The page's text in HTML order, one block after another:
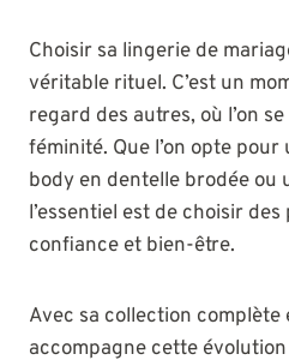
Choisir sa lingerie de
véritable rituel. C’est un
regard des autres, où l’on
féminité. Que l’on opte
body en dentelle brodée ou
l’essentiel est de choisir
confiance et bien-être.
Avec sa collection complète
accompagne cette